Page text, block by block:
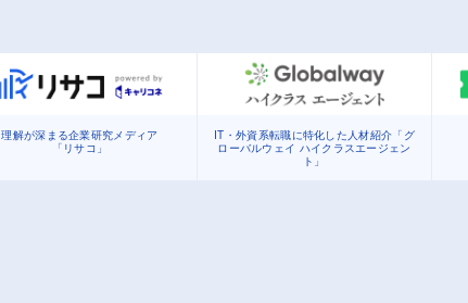
理解が深まる企業研究メディア
「リサコ」
IT・外資系転職に特化した人材紹介「グ
ローバルウェイ ハイクラスエージェン
ト」